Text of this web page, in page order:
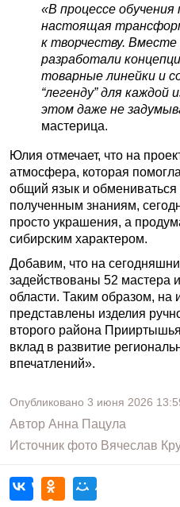
«В процессе обучения
настоящая
к творчеству.
разработали
товарные линейки и
“легенду” для каждой
этом даже не
мастерица.
Юлия отмечает, что на
атмосфера, которая
общий язык и
полученным знаниям,
просто украшения, а
сибирским характером.
Добавим, что на
задействованы 52 мастера
области. Таким образом, на
представлены изделия
второго района
вклад в развитие
впечатлений».
Опубликовано 3 июня 2026
Автор Анна Пацула
Источник фото Вячеслав